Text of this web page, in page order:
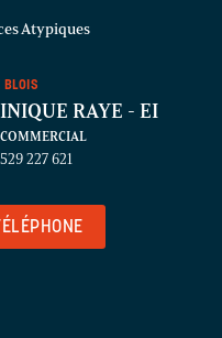
Atypiques
BLOIS
RAYE - EI
227 621